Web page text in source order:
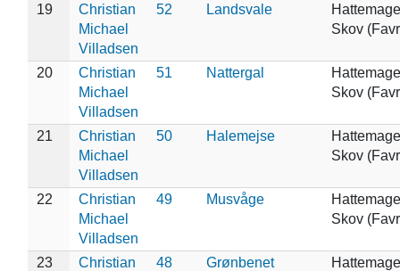
19
Christian
Michael
Villadsen
52 Landsvale
Skov
20
Christian
Michael
Villadsen
51 Nattergal
Skov
21
Christian
Michael
Villadsen
50 Halemejse
Skov
22
Christian
Michael
Villadsen
49 Musvåge
Skov
23
Christian
48
Grønbenet